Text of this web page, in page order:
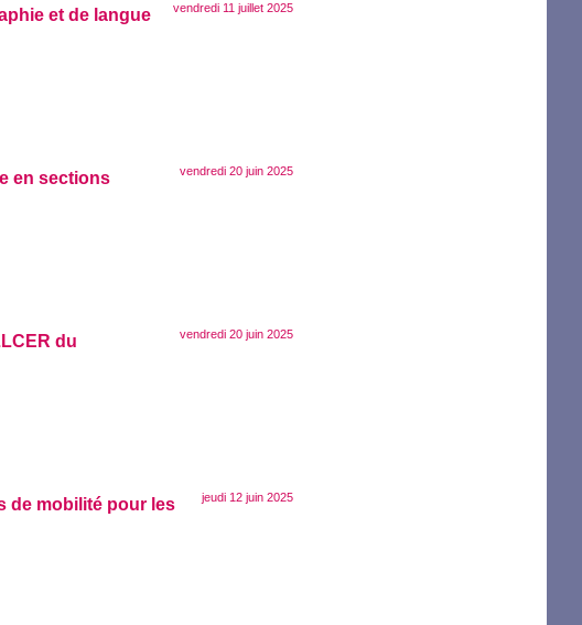
vendredi 11 juillet 2025
et de langue
vendredi 20 juin 2025
en sections
vendredi 20 juin 2025
du
jeudi 12 juin 2025
de mobilité pour les